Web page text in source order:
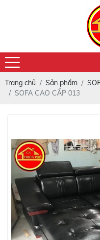
Trang chủ Sản phẩm
SOFA CAO CẤP 013